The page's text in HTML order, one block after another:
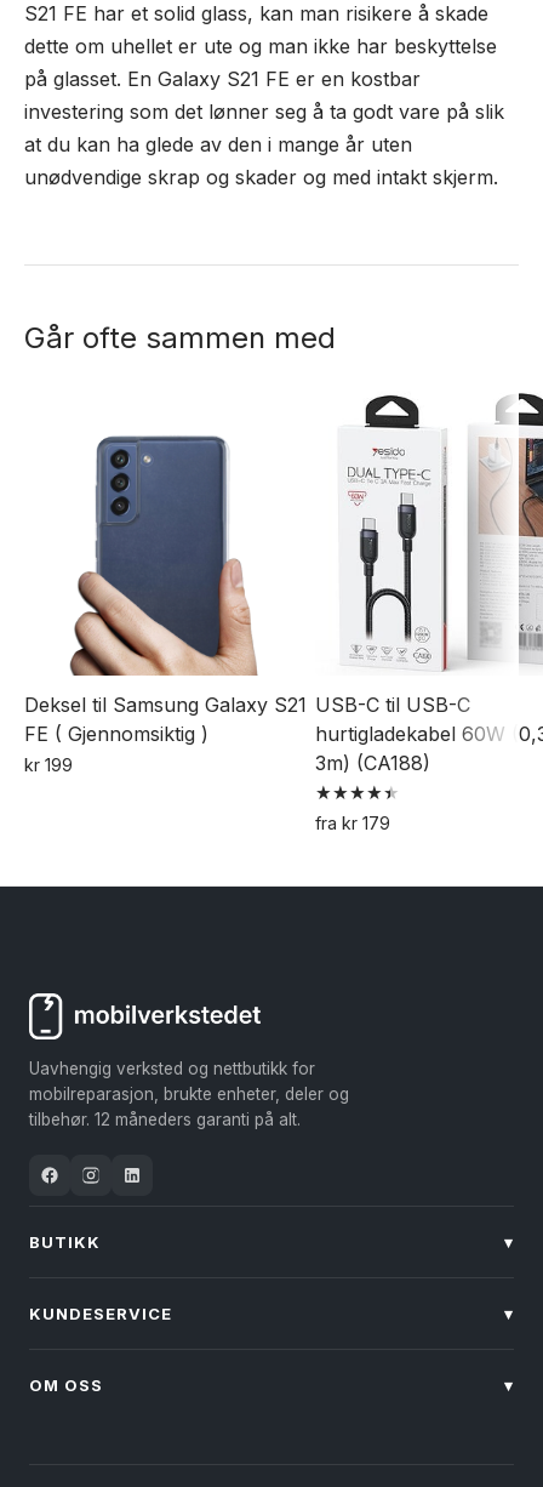
S21 FE har et solid glass, kan man risikere å skade
dette om uhellet er ute og man ikke har beskyttelse
på glasset. En Galaxy S21 FE er en kostbar
investering som det lønner seg å ta godt vare på slik
at du kan ha glede av den i mange år uten
unødvendige skrap og skader og med intakt skjerm.
Går ofte sammen med
Deksel til Samsung Galaxy S21
FE ( Gjennomsiktig )
kr 199
USB-C til USB-C
hurtigladekabel 60W
3m) (CA188)
Vurdert
4.50
fra kr179
produktet
Uavhengig verksted og nettbutikk for
mobilreparasjon, brukte enheter, deler og
tilbehør. 12 måneders garanti på alt.
BUTIKK ▾
KUNDESERVICE ▾
OM OSS ▾